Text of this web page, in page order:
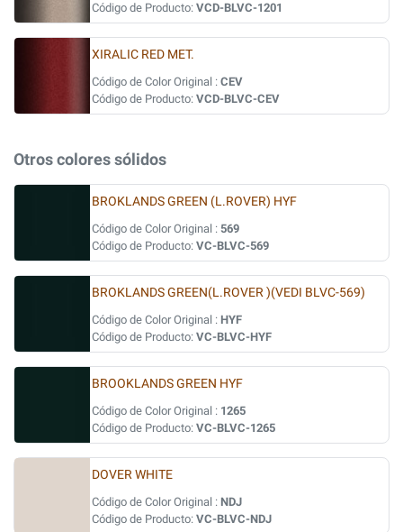
Código de Producto: VCD-BLVC-1201
XIRALIC RED MET.
Código de Color Original : CEV
Código de Producto: VCD-BLVC-CEV
Otros colores sólidos
BROKLANDS GREEN (L.ROVER) HYF
Código de Color Original : 569
Código de Producto: VC-BLVC-569
BROKLANDS GREEN(L.ROVER )(VEDI BLVC-569)
Código de Color Original : HYF
Código de Producto: VC-BLVC-HYF
BROOKLANDS GREEN HYF
Código de Color Original : 1265
Código de Producto: VC-BLVC-1265
DOVER WHITE
Código de Color Original : NDJ
Código de Producto: VC-BLVC-NDJ